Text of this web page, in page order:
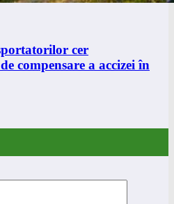
cer
compensare a accizei în